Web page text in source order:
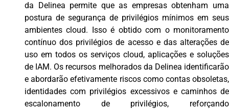
da Delinea permite que as empresas obtenham uma
postura de segurança de privilégios mínimos em seus
ambientes cloud. Isso é obtido com o monitoramento
contínuo dos privilégios de acesso e das alterações de
uso em todos os serviços cloud, aplicações e soluções
de IAM. Os recursos melhorados da Delinea identificarão
e abordarão efetivamente riscos como contas obsoletas,
identidades com privilégios excessivos e caminhos de
escalonamento de privilégios, reforçando